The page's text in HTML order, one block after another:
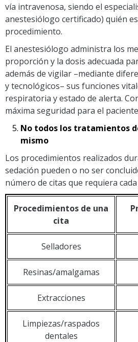
vía intravenosa, siendo el
anestesiólogo certificado) quién
procedimiento.
El anestesiólogo administra los
proporción y la dosis adecuada
además de vigilar –mediante
y tecnológicos– sus funciones
respiratoria y estado de alerta.
máxima seguridad para el
No todos los tratamientos
mismo
Los procedimientos realizados
sedación pueden o no ser
número de citas que requiera
Procedimientos de una
cita
Selladores
Resinas/amalgamas
Extracciones
Limpiezas/raspados
dentales